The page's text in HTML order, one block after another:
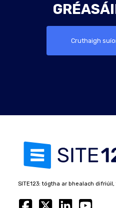
Cruthaigh
SITE123: tógtha ar bhealach